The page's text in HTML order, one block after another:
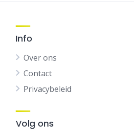
Info
Over ons
Contact
Privacybeleid
Volg ons